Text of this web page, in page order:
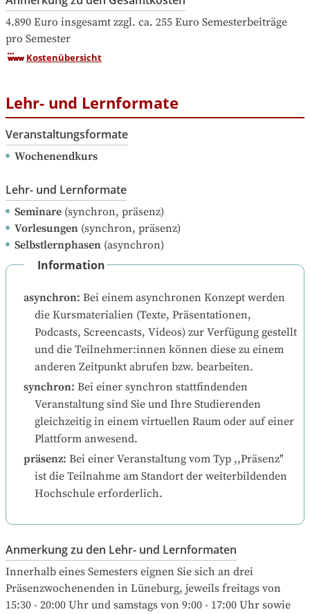
4.890 Euro insgesamt zzgl. ca. 255 Euro Semesterbeiträge
pro Semester
Kostenübersicht
Lehr- und Lernformate
Veranstaltungsformate
Wochenendkurs
Lehr- und Lernformate
Seminare (synchron, präsenz)
Vorlesungen (synchron, präsenz)
Selbstlernphasen (asynchron)
Information
asynchron: Bei einem asynchronen Konzept werden
die Kursmaterialien (Texte, Präsentationen,
Podcasts, Screencasts, Videos) zur Verfügung gestellt
und die Teilnehmer:innen können diese zu einem
anderen Zeitpunkt abrufen bzw. bearbeiten.
synchron: Bei einer synchron stattfindenden
Veranstaltung sind Sie und Ihre Studierenden
gleichzeitig in einem virtuellen Raum oder auf einer
Plattform anwesend.
präsenz: Bei einer Veranstaltung vom Typ ,,Präsenz"
ist die Teilnahme am Standort der weiterbildenden
Hochschule erforderlich.
Anmerkung zu den Lehr- und Lernformaten
Innerhalb eines Semesters eignen Sie sich an drei
Präsenzwochenenden in Lüneburg, jeweils freitags von
15:30 - 20:00 Uhr und samstags von 9:00 - 17:00 Uhr sowie